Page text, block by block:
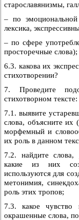
старославянизмы,
– по
лексика,
– по сфере
просторечные слова);
6.3. какова их
стихотворении?
7. Проведите
стихотворном тексте:
7.1. выявите
слова, объясните их
морфемный и
их роль в данном
7.2. найдите слова,
какие из них
используются для
метонимия,
роль этих тропов;
7.3. какое чувство
окрашенные слова,